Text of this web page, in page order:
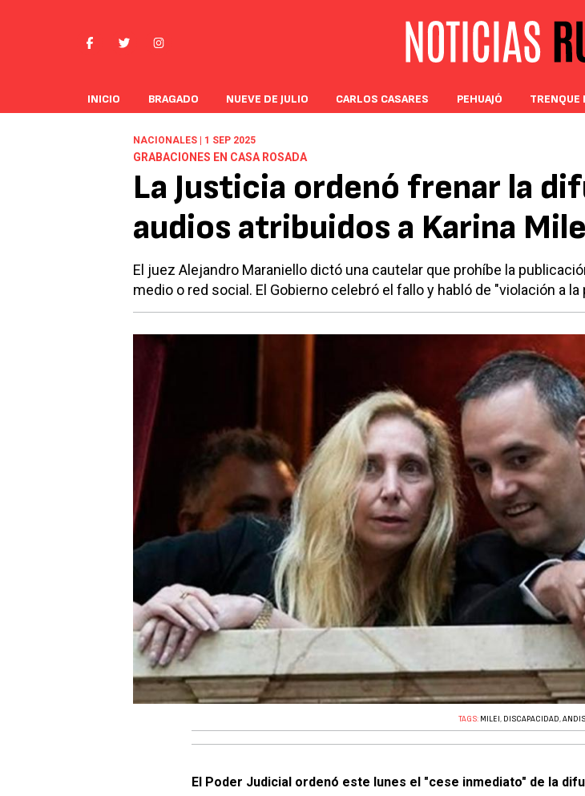
INICIO BRAGADO NUEVE DE JULIO CARLOS CASARES PEHUAJÓ TRENQUE
NACIONALES | 1 SEP 2025
GRABACIONES EN CASA ROSADA
La Justicia ordenó frenar la
audios atribuidos a Karina
El juez Alejandro Maraniello dictó una cautelar que prohíbe la
medio o red social. El Gobierno celebró el fallo y habló de "violación a la
TAGS: MILEI, DISCAPACIDAD,
El Poder Judicial ordenó este lunes el "cese inmediato" de la